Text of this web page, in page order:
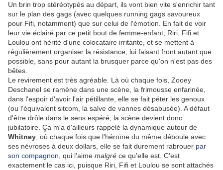
Un brin trop stéréotypés au départ, ils vont bien vite s'enrichir tant
sur le plan des gags (avec quelques running gags savoureux
pour Fifi, notamment) que sur celui de l'émotion. En fait de voir
leur vie éclairé par ce petit bout de femme-enfant, Riri, Fifi et
Loulou ont hérité d'une colocataire irritante, et se mettent à
régulièrement organiser la résistance, lui faisant front autant que
possible, sans pour autant la brusquer parce qu'on n'est pas des
bêtes.
Le revirement est très agréable. Là où chaque fois, Zooey
Deschanel se ramène dans une scène, la frimousse enfarinée,
dans l'espoir d'avoir l'air pétillante, elle se fait péter les genoux
(ou l'équivalent sitcom, la salve de vannes désabusée). A défaut
d'être drôle dans le sens espéré, la scène devient donc
jubilatoire. Ça m'a d'ailleurs rappelé la dynamique autour de
Whitney , où chaque fois que l'héroïne du même déboule avec
ses névroses à deux dollars, elle se fait durement rabrouer par
son compagnon , qui l'aime malgré ce qu'elle est. C'est
exactement le cas ici, puisque Riri, Fifi et Loulou se sont attachés